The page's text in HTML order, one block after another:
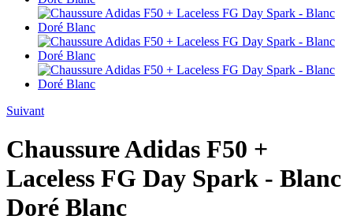
Suivant
Chaussure Adidas F50 +
Laceless FG Day Spark - Blanc
Doré Blanc